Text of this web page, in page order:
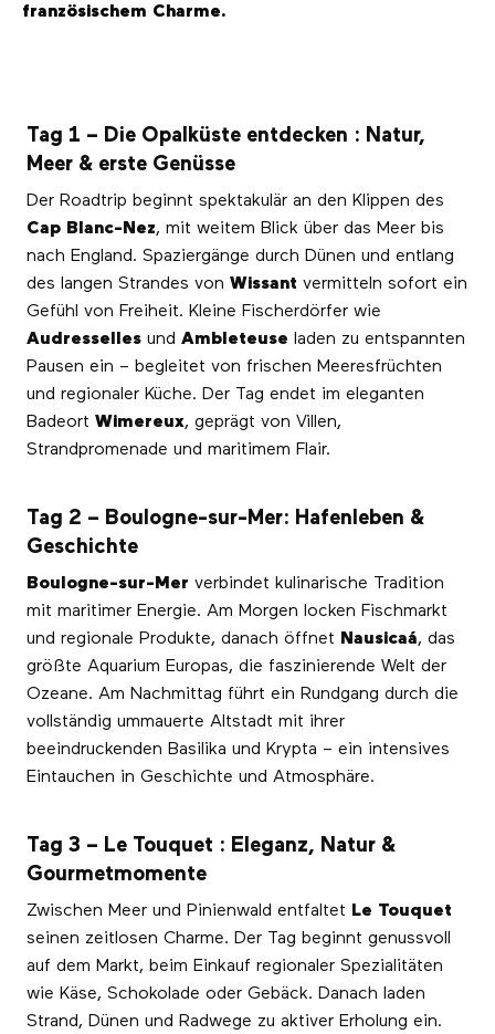
französischem Charme.
Tag 1 – Die Opalküste entdecken : Natur,
Meer & erste Genüsse
Der Roadtrip beginnt spektakulär an den Klippen des
Cap Blanc-Nez, mit weitem Blick über das Meer bis
nach England. Spaziergänge durch Dünen und entlang
des langen Strandes von Wissant vermitteln sofort ein
Gefühl von Freiheit. Kleine Fischerdörfer wie
Audresselles und Ambleteuse laden zu entspannten
Pausen ein – begleitet von frischen Meeresfrüchten
und regionaler Küche. Der Tag endet im eleganten
Badeort Wimereux, geprägt von Villen,
Strandpromenade und maritimem Flair.
Tag 2 – Boulogne-sur-Mer: Hafenleben &
Geschichte
Boulogne-sur-Mer verbindet kulinarische Tradition
mit maritimer Energie. Am Morgen locken Fischmarkt
und regionale Produkte, danach öffnet Nausicaá, das
größte Aquarium Europas, die faszinierende Welt der
Ozeane. Am Nachmittag führt ein Rundgang durch die
vollständig ummauerte Altstadt mit ihrer
beeindruckenden Basilika und Krypta – ein intensives
Eintauchen in Geschichte und Atmosphäre.
Tag 3 – Le Touquet : Eleganz, Natur &
Gourmetmomente
Zwischen Meer und Pinienwald entfaltet Le Touquet
seinen zeitlosen Charme. Der Tag beginnt genussvoll
auf dem Markt, beim Einkauf regionaler Spezialitäten
wie Käse, Schokolade oder Gebäck. Danach laden
Strand, Dünen und Radwege zu aktiver Erholung ein.